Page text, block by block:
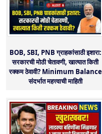
BOB, SBI, PNB ग्राहकांसाठी इशारा:
सरकारची मोठी चेतावणी, खात्यात किती
रक्कम ठेवावी? Minimum Balance
संदर्भात महत्त्वाची माहिती